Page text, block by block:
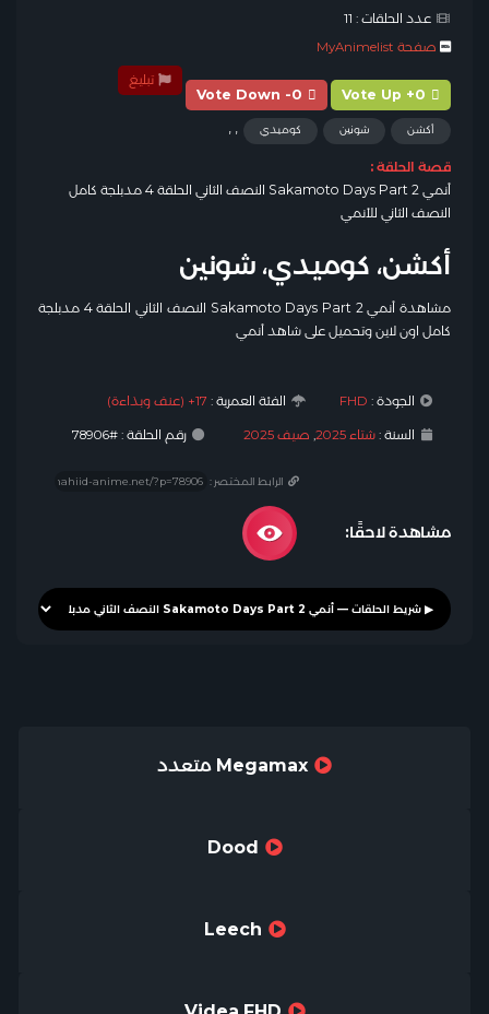
عدد الحلقات : 11
صفحة MyAnimelist
Vote Up +0
Vote Down -0
تبليغ
أكشن , شونين , كوميدي
قصة الحلقة :
أنمي Sakamoto Days Part 2 النصف الثاني الحلقة 4 مدبلجة كامل
النصف الثاني للأنمي
أكشن، كوميدي، شونين
مشاهدة أنمي Sakamoto Days Part 2 النصف الثاني الحلقة 4 مدبلجة
كامل اون لاين وتحميل على شاهد أنمي
الجودة : FHD الفئة العمرية : 17+ (عنف وبذاءة)
السنة :شتاء 2025 , صيف 2025 رقم الحلقة : #78906
الرابط المختصر :
مشاهدة لاحقًا: